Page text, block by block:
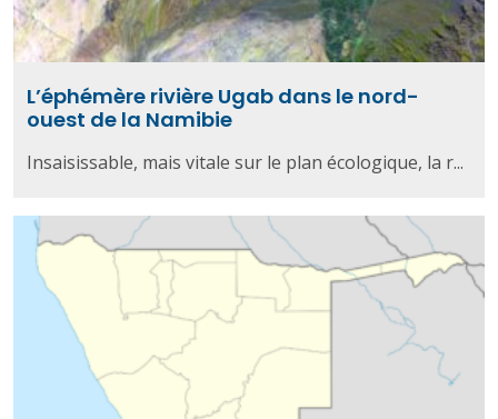
L’éphémère rivière Ugab dans le nord-
ouest de la Namibie
Insaisissable, mais vitale sur le plan écologique, la r...